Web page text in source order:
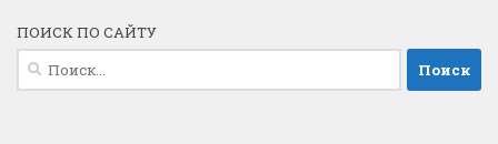
ПОИСК ПО САЙТУ
Найти: